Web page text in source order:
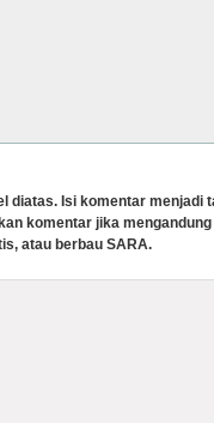
diatas. Isi komentar menjadi
komentar jika
atau berbau SARA.